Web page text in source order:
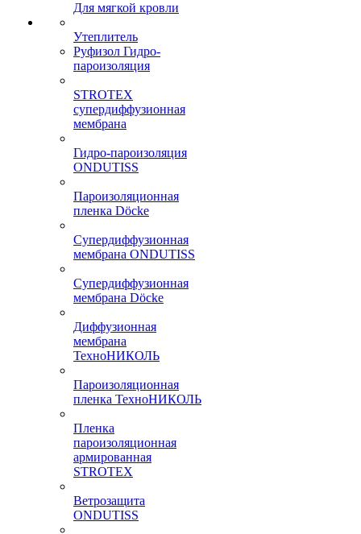
Для мягкой кровли
Утеплитель
Руфизол Гидро-
пароизоляция
STROTEX
супердиффузионная
мембрана
Гидро-пароизоляция
ONDUTISS
Пароизоляционная
пленка Döcke
Супердиффузионная
мембрана ONDUTISS
Супердиффузионная
мембрана Döcke
Диффузионная
мембрана
ТехноНИКОЛЬ
Пароизоляционная
пленка ТехноНИКОЛЬ
Пленка
пароизоляционная
армированная
STROTEX
Ветрозащита
ONDUTISS